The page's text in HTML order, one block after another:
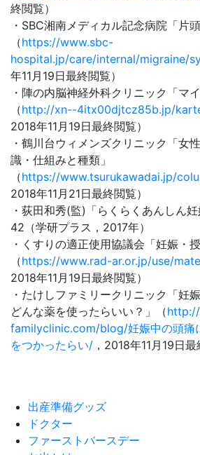
終閲覧）
・SBC湘南メディカル記念病院「片
（https://www.sbc-
hospital.jp/care/internal/migraine/
年11月19日最終閲覧）
・陣の内脳神経外科クリニック「マ
（http://xn--4itx00djtcz85b.jp/
2018年11月19日最終閲覧）
・鶴川台ウィメンズクリニック「女
識・仕組みと種類」
（https://www.tsurukawadai.jp/
2018年11月21日最終閲覧）
・荻田和秀(監)「らくらくあんしん
42（学研プラス，2017年）
・くすりの適正使用協議会「妊娠・
（https://www.rad-ar.or.jp/use/
2018年11月19日最終閲覧）
・たけしファミリークリニック「妊
どんな薬を使ったらいい？」（
familyclinic.com/blog/妊娠中の頭
をつかったらい/ ，2018年11月19日最
出産準備グッズ
ドクター
ファーストバースデー